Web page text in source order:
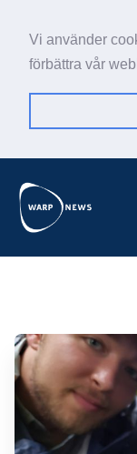
Vi använder
förbättra vår